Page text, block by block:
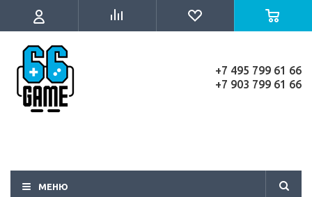
+7 495 799 61 66
+7 903 799 61 66
МЕНЮ